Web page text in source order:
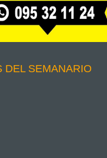
DEL SEMANARIO